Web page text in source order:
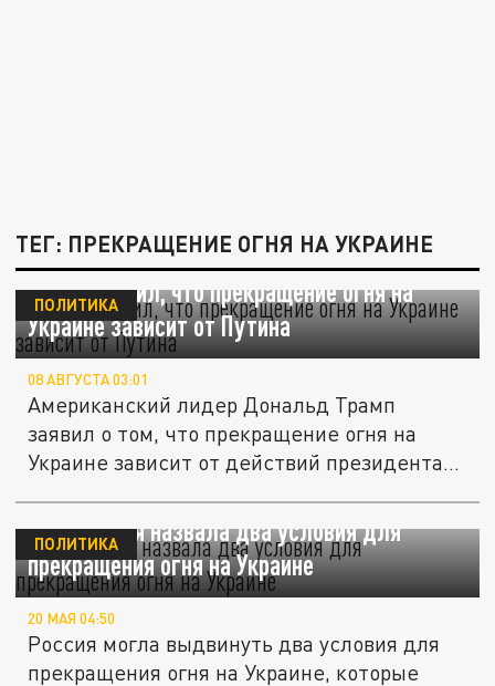
ТЕГ: ПРЕКРАЩЕНИЕ ОГНЯ НА УКРАИНЕ
Трамп заявил, что прекращение огня на
Украине зависит от Путина
ПОЛИТИКА
08 АВГУСТА 03:01
Американский лидер Дональд Трамп
заявил о том, что прекращение огня на
Украине зависит от действий президента...
Bild: Россия назвала два условия для
прекращения огня на Украине
ПОЛИТИКА
20 МАЯ 04:50
Россия могла выдвинуть два условия для
прекращения огня на Украине, которые